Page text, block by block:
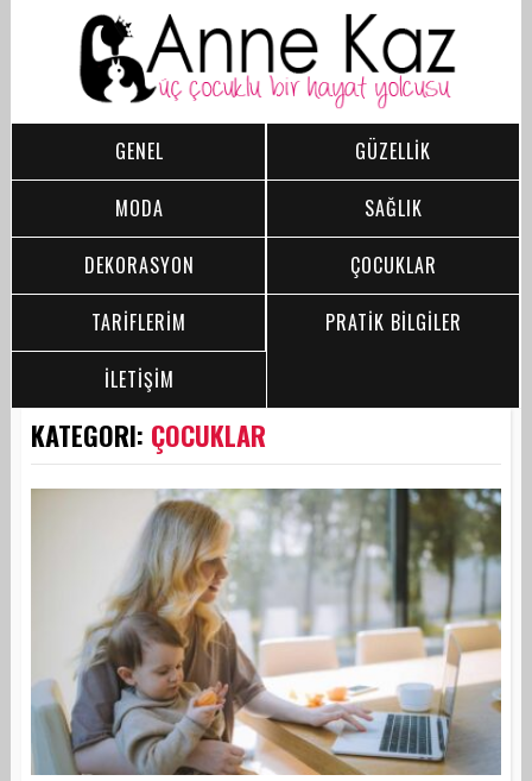
GENEL
GÜZELLİK
MODA
SAĞLIK
DEKORASYON
ÇOCUKLAR
TARİFLERİM
PRATİK BİLGİLER
İLETİŞİM
KATEGORI: ÇOCUKLAR